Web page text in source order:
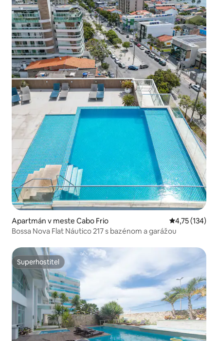
Apartmán v meste Cabo Frio Priemerné
4,75 (134)
Bossa Nova Flat Náutico 217 s bazénom a garážou
Superhostiteľ
Superhostiteľ